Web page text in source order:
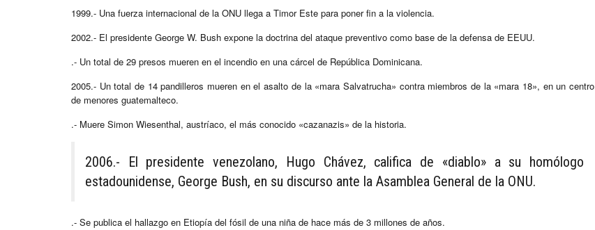
1999.- Una fuerza internacional de la ONU llega a Timor Este para poner fin a la violencia.
2002.- El presidente George W. Bush expone la doctrina del ataque preventivo como base de la defensa de EEUU.
.- Un total de 29 presos mueren en el incendio en una cárcel de República Dominicana.
2005.- Un total de 14 pandilleros mueren en el asalto de la «mara Salvatrucha» contra miembros de la «mara 18», en un centro
de menores guatemalteco.
.- Muere Simon Wiesenthal, austríaco, el más conocido «cazanazis» de la historia.
2006.- El presidente venezolano, Hugo Chávez, califica de «diablo» a su homólogo
estadounidense, George Bush, en su discurso ante la Asamblea General de la ONU.
.- Se publica el hallazgo en Etiopía del fósil de una niña de hace más de 3 millones de años.